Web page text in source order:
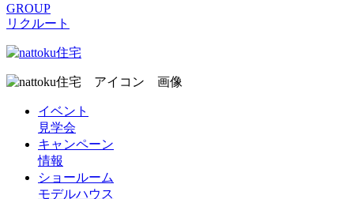
GROUP
リクルート
イベント
見学会
キャンペーン
情報
ショールーム
モデルハウス